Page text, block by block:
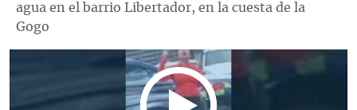
agua en el barrio Libertador, en la cuesta de la
Gogo